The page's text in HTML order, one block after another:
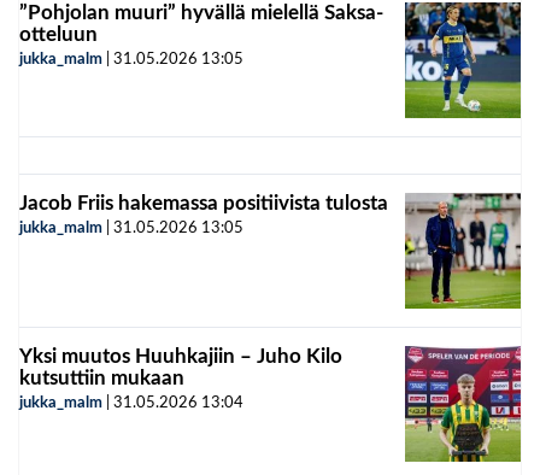
”Pohjolan muuri” hyvällä mielellä Saksa-
otteluun
jukka_malm 31.05.2026 13:05
Jacob Friis hakemassa positiivista tulosta
jukka_malm 31.05.2026 13:05
Yksi muutos Huuhkajiin – Juho Kilo
kutsuttiin mukaan
jukka_malm 31.05.2026 13:04